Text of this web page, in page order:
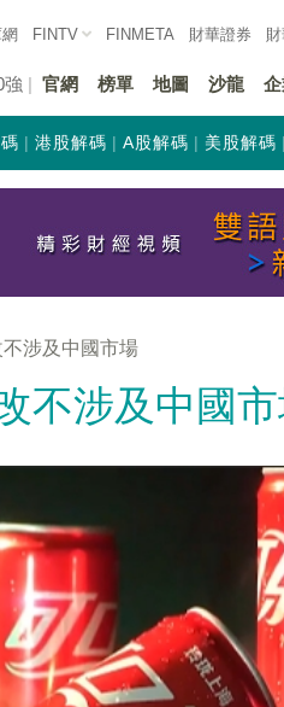
FINTV FINMETA 財華證券
強 官網 榜單 地圖 沙龍
港股解碼 A股解碼 美股解碼
涉及中國市場
不涉及中國